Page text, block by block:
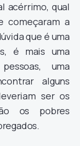
acérrimo, qual
começaram a
que é uma
é mais uma
uma
alguns
ser os
os pobres